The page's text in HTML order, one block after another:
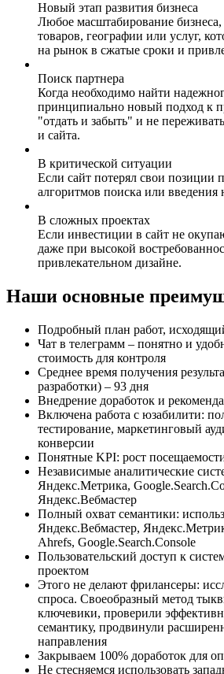
Новый этап развития бизнеса
Любое масштабирование бизнеса,
товаров, географии или услуг,
на рынок в сжатые сроки и
Поиск партнера
Когда необходимо найти
принципиально новый подход к
"отдать и забыть" и не
и сайта.
В критической ситуации
Если сайт потерял свои позиции
алгоритмов поиска или введения
В сложных проектах
Если инвестиции в сайт не
даже при высокой
привлекательном дизайне.
Наши основные
Подробный план работ,
Чат в телеграмм – понятно и
стоимость для контроля
Среднее время получения
разработки) – 93 дня
Внедрение доработок и
Включена работа с юзабилити:
тестирование, маркетинговый
конверсии
Понятные KPI: рост
Независимые аналитические
Яндекс.Метрика,
Яндекс.Вебмастер
Полный охват семантики:
Яндекс.Вебмастер,
Ahrefs, Google.Search.Console
Пользовательский доступ к
проектом
Этого не делают фрилансеры:
спроса. Своеобразный метод
ключевики, проверили
семантику, продвинули
направления
Закрываем 100% доработок для
Не стесняемся использовать